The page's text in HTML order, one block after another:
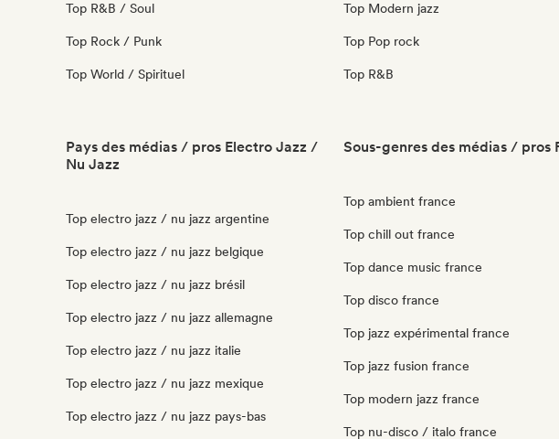
Top R&B / Soul
Top Rock / Punk
Top World / Spirituel
Top Modern jazz
Top Pop rock
Top R&B
Pays des médias / pros Electro Jazz /
Nu Jazz
Top electro jazz / nu jazz argentine
Top electro jazz / nu jazz belgique
Top electro jazz / nu jazz brésil
Top electro jazz / nu jazz allemagne
Top electro jazz / nu jazz italie
Top electro jazz / nu jazz mexique
Top electro jazz / nu jazz pays-bas
Sous-genres des médias / pros
Top ambient france
Top chill out france
Top dance music france
Top disco france
Top jazz expérimental france
Top jazz fusion france
Top modern jazz france
Top nu-disco / italo france